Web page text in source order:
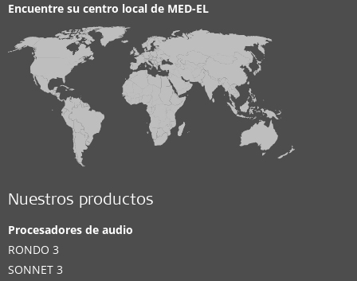
Clinica
Consultorio fonoaudiológico Juanita Ceretti
Pasaje Zorrilla 261
BONEBRIDGE
Detalles de contacto
Encuentre su centro local de MED-EL
Nuestros productos
Procesadores de audio
RONDO 3
SONNET 3